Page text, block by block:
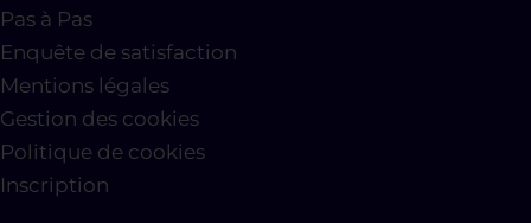
Pas à Pas
Enquête de satisfaction
Mentions légales
Gestion des cookies
Politique de cookies
Inscription